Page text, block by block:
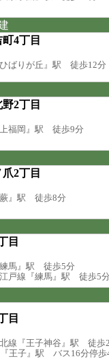
4丁目
ばりが丘』駅 徒歩12分
2丁目
福岡』駅 徒歩9分
2丁目
』駅 徒歩8分
目
馬』駅 徒歩5分
戸線『練馬』駅 徒歩5
目
線『王子神谷』駅 徒歩
王子』駅 バス16分停歩